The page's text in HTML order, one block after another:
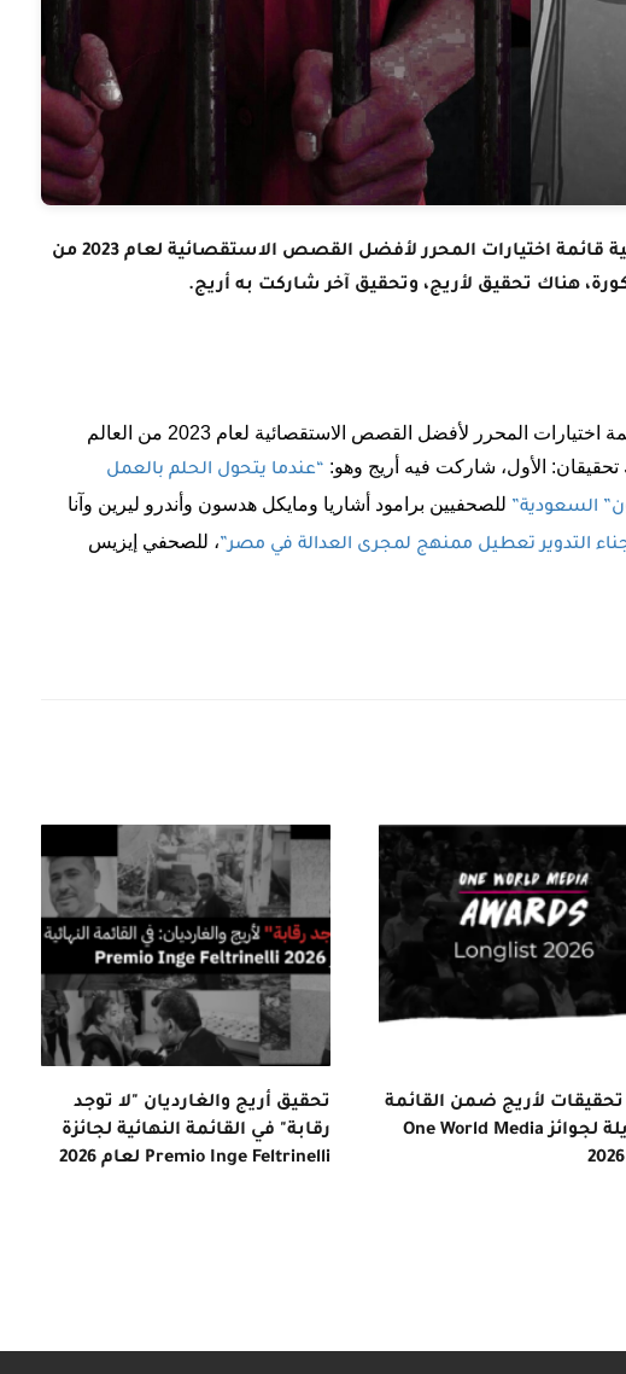
أصدرت الشبكة العالمية للصحافة الاستقصائية قائمة اختيارات المحرر لأفضل القصص الاستقصائية لعام 2023 من
هناك تحقيق لأريج، وتحقيق آخر شاركت به أريج.
أصدرت الشبكة العالمية للصحافة الاستقصائية قائمة اختيارات المحرر لأفضل القصص الاستقصائية لعام 2023 من العالم
الأول، شاركت فيه أريج وهو: “عندما يتحول الحلم بالعمل
السعودية” للصحفيين برامود أشاريا ومايكل هدسون وأندرو ليرين وآنا
التدوير تعطيل ممنهج لمجرى العدالة في مصر”، للصحفي إيزيس
تحقيقات لأريج ضمن القائمة
الطويلة لجوائز One World Media
تحقيق أريج والغارديان "لا توجد
رقابة" في القائمة النهائية لجائزة
Premio Inge Feltrinelli لعام 2026